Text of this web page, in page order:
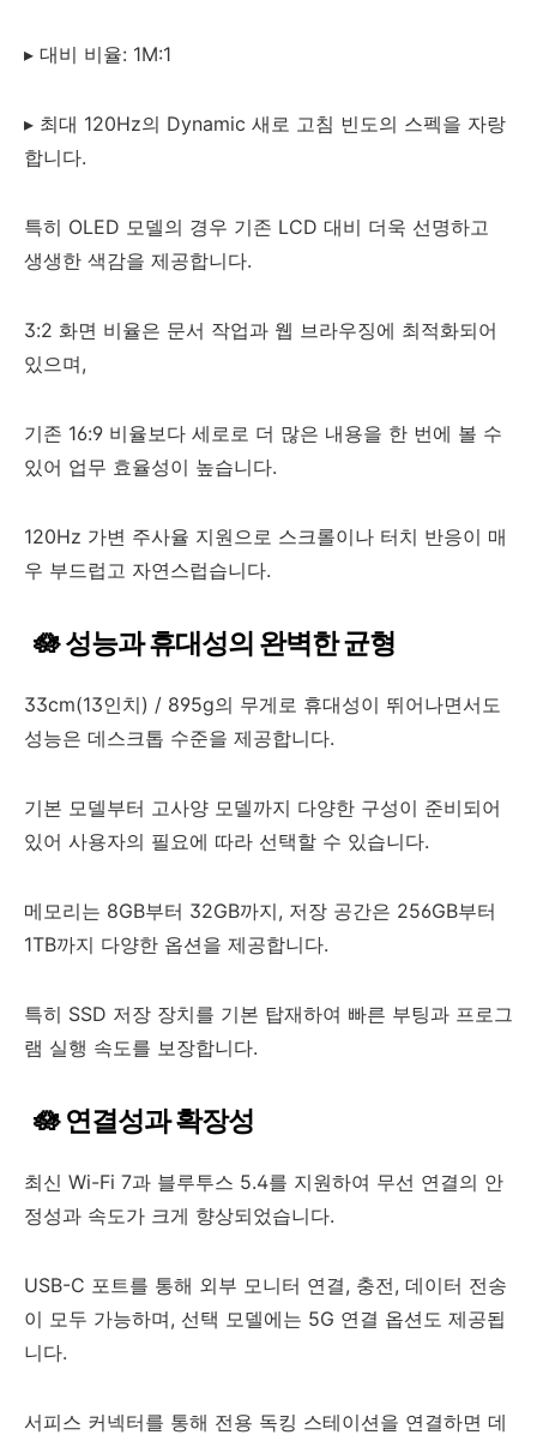
▸ 대비 비율: 1M:1
▸ 최대 120Hz의 Dynamic 새로 고침 빈도의 스펙을 자랑
합니다.
특히 OLED 모델의 경우 기존 LCD 대비 더욱 선명하고
생생한 색감을 제공합니다.
3:2 화면 비율은 문서 작업과 웹 브라우징에 최적화되어
있으며,
기존 16:9 비율보다 세로로 더 많은 내용을 한 번에 볼 수
있어 업무 효율성이 높습니다.
120Hz 가변 주사율 지원으로 스크롤이나 터치 반응이 매
우 부드럽고 자연스럽습니다.
🪷 성능과 휴대성의 완벽한 균형
33cm(13인치) / 895g의 무게로 휴대성이 뛰어나면서도
성능은 데스크톱 수준을 제공합니다.
기본 모델부터 고사양 모델까지 다양한 구성이 준비되어
있어 사용자의 필요에 따라 선택할 수 있습니다.
메모리는 8GB부터 32GB까지, 저장 공간은 256GB부터
1TB까지 다양한 옵션을 제공합니다.
특히 SSD 저장 장치를 기본 탑재하여 빠른 부팅과 프로그
램 실행 속도를 보장합니다.
🪷 연결성과 확장성
최신 Wi-Fi 7과 블루투스 5.4를 지원하여 무선 연결의 안
정성과 속도가 크게 향상되었습니다.
USB-C 포트를 통해 외부 모니터 연결, 충전, 데이터 전송
이 모두 가능하며, 선택 모델에는 5G 연결 옵션도 제공됩
니다.
서피스 커넥터를 통해 전용 독킹 스테이션을 연결하면 데